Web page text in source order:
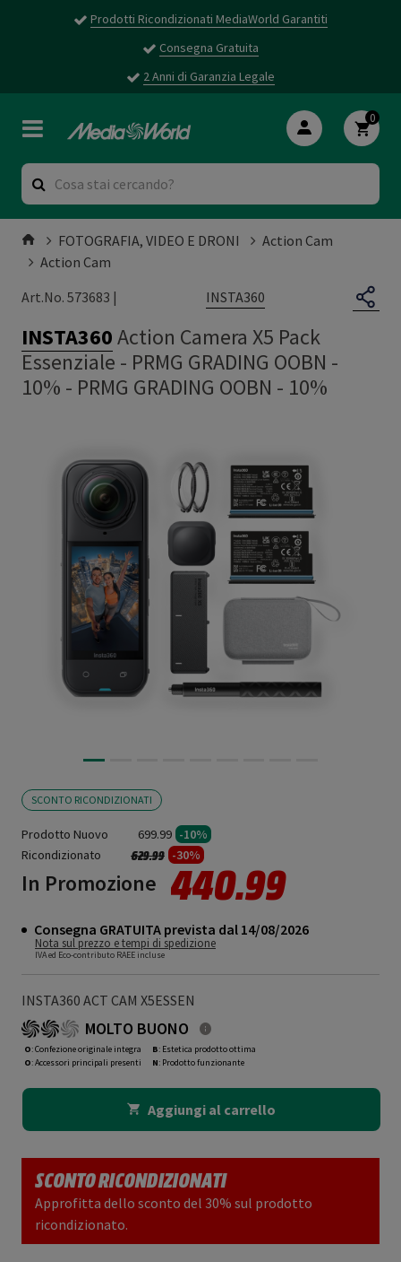
Prodotti Ricondizionati MediaWorld Garantiti
Consegna Gratuita
2 Anni di Garanzia Legale
0
FOTOGRAFIA, VIDEO E DRONI
Action Cam
Action Cam
Art.No. 573683 |
INSTA360
INSTA360Action Camera X5 Pack
Essenziale - PRMG GRADING OOBN -
10% - PRMG GRADING OOBN - 10%
SCONTO RICONDIZIONATI
Prodotto Nuovo 699.99 -10%
Ricondizionato
Prezzo ridotto da
629.99a -30%
In Promozione 440.99
Consegna GRATUITA prevista dal 14/08/2026
Nota sul prezzo e tempi di spedizione
IVA ed Eco-contributo RAEE incluse
INSTA360 ACT CAM X5ESSEN
MOLTO BUONO
O: Confezione originale integra
O: Accessori principali presenti
B: Estetica prodotto ottima
N: Prodotto funzionante
Aggiungi al carrello
SCONTO RICONDIZIONATI
Approfitta dello sconto del 30% sul prodotto
ricondizionato.